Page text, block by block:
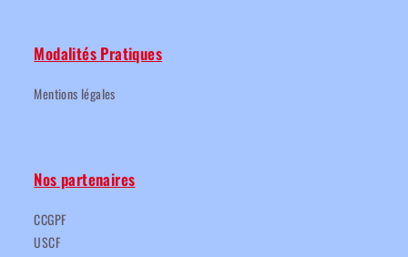
Modalités Pratiques
Mentions légales
Nos partenaires
CCGPF
USCF